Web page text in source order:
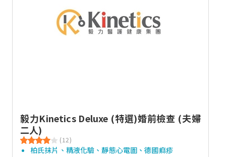
毅力Kinetics Deluxe (特選)婚前檢查 (夫婦
二人)
(12)
柏氏抹片、精液化驗、靜態心電圖、德國痲疹